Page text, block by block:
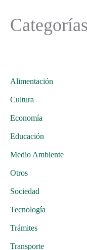
Categorías
Alimentación
Cultura
Economía
Educación
Medio Ambiente
Otros
Sociedad
Tecnología
Trámites
Transporte